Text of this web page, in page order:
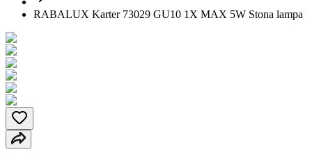
RABALUX Karter 73029 GU10 1X MAX 5W Stona lampa